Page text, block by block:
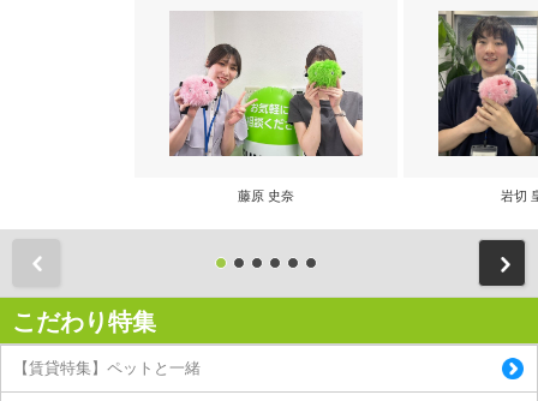
藤原 史奈 岩切
こだわり特集
【賃貸特集】ペットと一緒